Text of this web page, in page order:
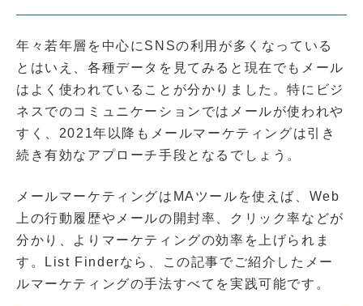
年々若年層を中心にSNSの利用が多くなっている
とはいえ、各種データを見てみると現在でもメール
はよく使われていることが分かりました。特にビジ
ネスでのコミュニケーションではメールが使われや
すく、2021年以降もメールマーケティングは引き
続き有効なアプローチ手段となるでしょう。
メールマーケティングはMAツールを使えば、Web
上の行動履歴やメールの開封率、クリック率などが
分かり、よりマーケティングの効率を上げられま
す。List Finderなら、この記事でご紹介したメー
ルマーケティングの手法すべてを実践可能です。